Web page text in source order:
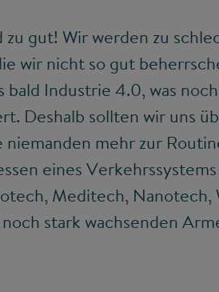
gut! Wir werden zu
wir nicht so gut
Industrie 4.0, was
Deshalb sollten wir uns
mehr zur
eines
Meditech, Nanotech,
stark wachsenden